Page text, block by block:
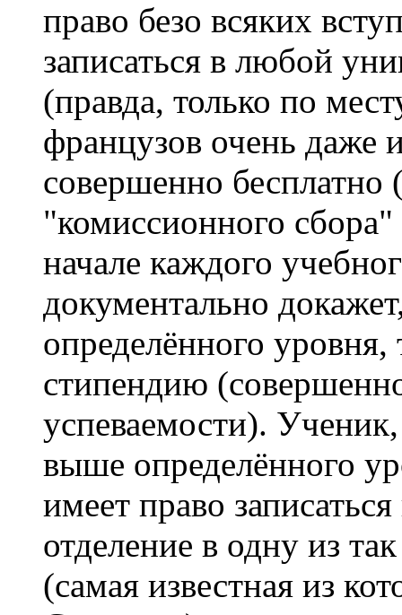
право безо всяких
записаться в любой
(правда, только по
французов очень даже
совершенно бесплатно
"комиссионного
начале каждого
документально
определённого
стипендию
успеваемости).
выше определённого
имеет право
отделение в одну из
(самая известная из